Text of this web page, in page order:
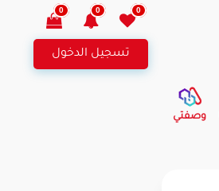
0
0
0
تسجيل الدخول
وصفتي